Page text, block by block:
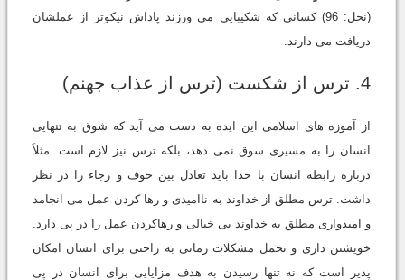
(نحل: 96) کسانی که شکیبایی می ورزند پاداش نیکوتر از عملشان
دریافت می دارند.
4. ترس از شکست (ترس از عذاب جهنم)
از آموزه های اسلامی این ایده به دست می آید که شوق به تنهایی
انسان را به مسیری سوق نمی دهد، بلکه ترس نیز لازم است. مثلاً
درباره رابطه انسان با خدا باید تعادل بین خوف و رجاء را در نظر
داشت. ترس مطلق از خداوند به ناامیدی و رها کردن عمل می انجامد
و امیدواری مطلق به خداوند بی خیالی و رهاکردن عمل را در پی دارد.
خویشتن داری و تحمل مشکلات زمانی به راحتی برای انسان امکان
پذیر است که نه تنها رسیدن به هدف مزایایی برای انسان در پی